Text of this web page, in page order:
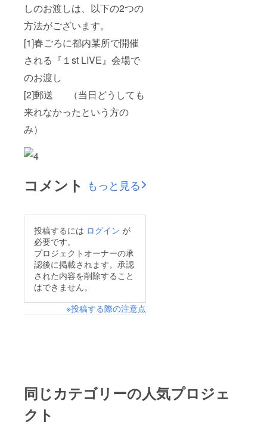
しのお渡しは、以下の2つの
方法がございます。
[1]春ごろに都内某所で開催
される『１st LIVE』会場で
のお渡し
[2]郵送 （当日どうしても
来れなかったという方の
み）
コメント もっと見る
投稿するには ログイン が
必要です。
プロジェクトオーナーの承
認後に掲載されます。承認
された内容を削除すること
はできません。
※投稿する際の注意点
同じカテゴリーの人気プロジェ
クト